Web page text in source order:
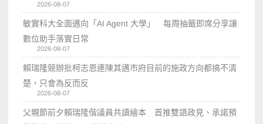
2026-08-07
敏實科大全面邁向「AI Agent 大學」 每周抽籤即席分享讓
數位助手落實日常
2026-08-07
賴瑞隆競辦批柯志恩連陳其邁市府目前的施政方向都搞不清
楚，只會為反而反
2026-08-07
父親節前夕賴瑞隆偕議員共讀繪本 首推雙語政見、承諾預